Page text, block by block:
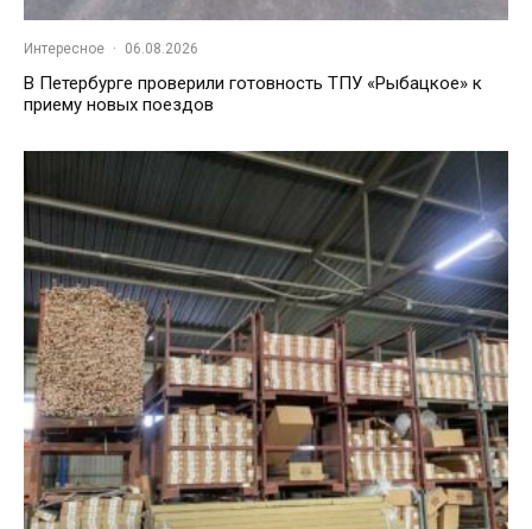
Интересное · 06.08.2026
В Петербурге проверили готовность ТПУ «Рыбацкое» к
приему новых поездов